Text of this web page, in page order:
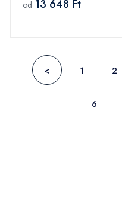
od 13 648 Ft
< 1 2
6